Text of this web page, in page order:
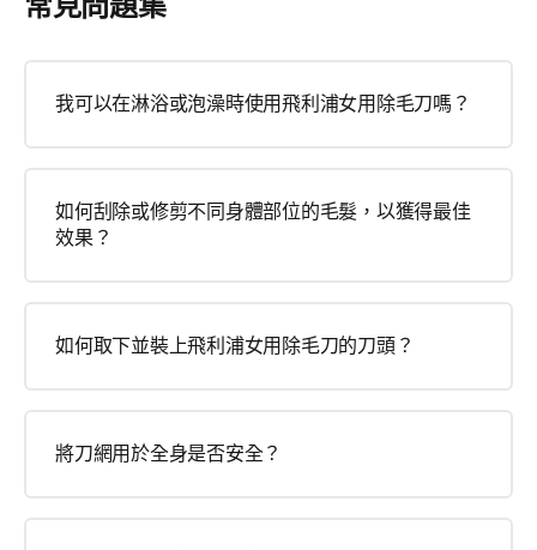
我可以在淋浴或泡澡時使用飛利浦女用除毛刀嗎？
如何刮除或修剪不同身體部位的毛髮，以獲得最佳
效果？
如何取下並裝上飛利浦女用除毛刀的刀頭？
將刀網用於全身是否安全？